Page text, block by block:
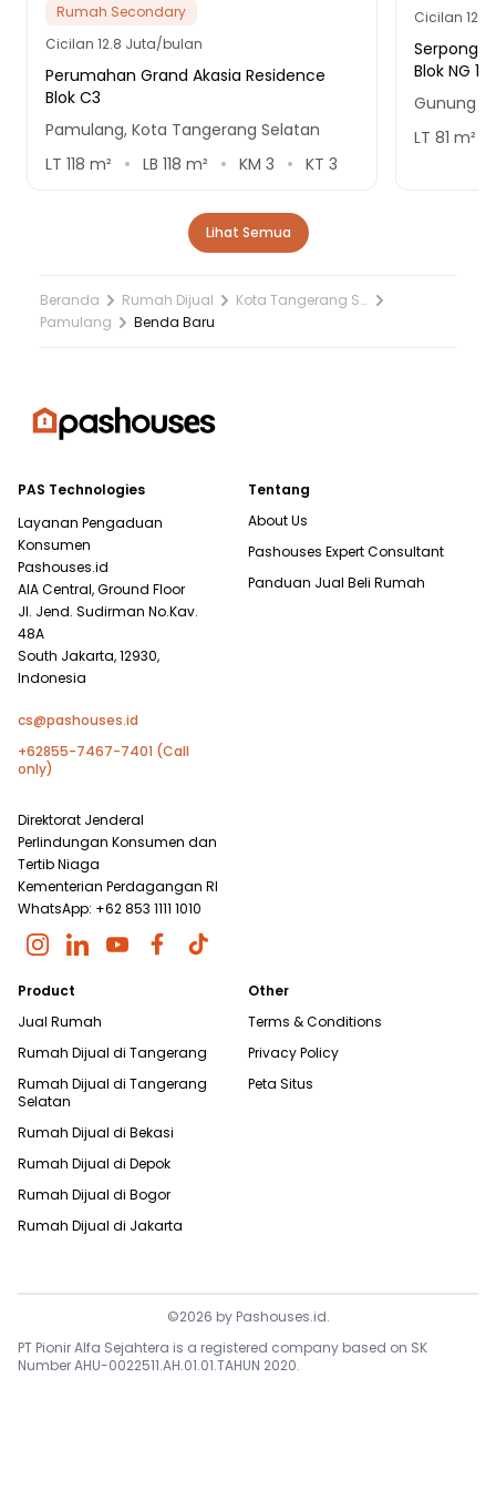
Rumah Secondary
Cicilan 12.8 Juta/bulan
Perumahan Grand Akasia Residence
Blok C3
Pamulang, Kota Tangerang Selatan
LT 118 m² LB 118 m² KM 3 KT 3
Cicilan
Serpong
Blok NG 1
Gunung
LT 81 m²
Lihat Semua
Beranda Rumah Dijual
Kota Tangerang Selatan
Pamulang
Benda Baru
PAS Technologies
Layanan Pengaduan
Konsumen
Pashouses.id
AIA Central, Ground Floor
Jl. Jend. Sudirman No.Kav.
48A
South Jakarta, 12930,
Indonesia
cs@pashouses.id
+62855-7467-7401 (Call
only)
Direktorat Jenderal
Perlindungan Konsumen dan
Tertib Niaga
Kementerian Perdagangan RI
WhatsApp: +62 853 1111 1010
Tentang
About Us
Pashouses Expert Consultant
Panduan Jual Beli Rumah
Product
Jual Rumah
Rumah Dijual di Tangerang
Rumah Dijual di Tangerang
Selatan
Rumah Dijual di Bekasi
Rumah Dijual di Depok
Rumah Dijual di Bogor
Rumah Dijual di Jakarta
Other
Terms & Conditions
Privacy Policy
Peta Situs
©2026 by Pashouses.id.
PT Pionir Alfa Sejahtera is a registered company based on SK
Number AHU-0022511.AH.01.01.TAHUN 2020.